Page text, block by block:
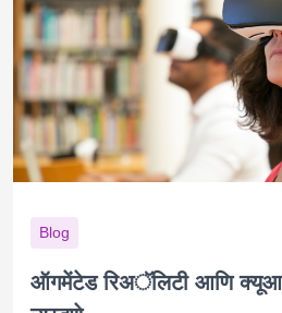
Blog
ऑगमेंटेड रिअॅलिटी आणि